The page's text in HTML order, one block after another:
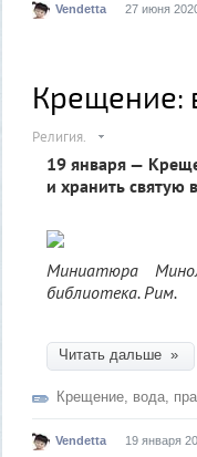
Vendetta 27 июня
Крещение:
Религия.
19 января —
и хранить
Миниатюра
библиотека. Рим.
Читать дальше »
Крещение вода
Vendetta 19 января